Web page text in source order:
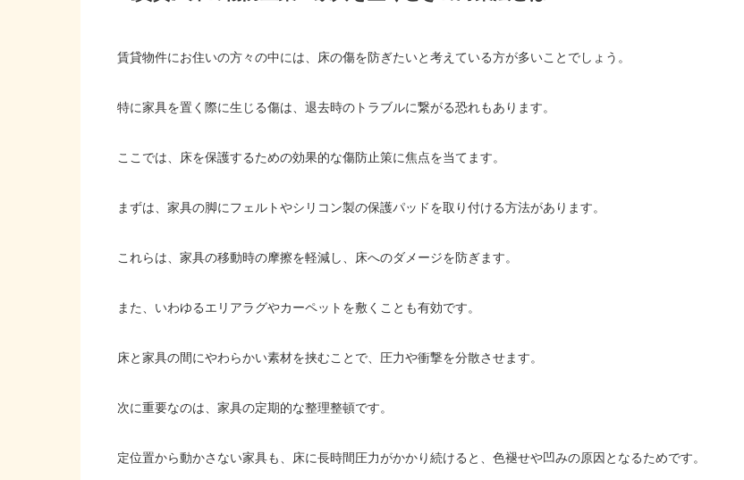
賃貸物件にお住いの方々の中には、床の傷を防ぎたいと考えている方が多いことでしょう。
特に家具を置く際に生じる傷は、退去時のトラブルに繋がる恐れもあります。
ここでは、床を保護するための効果的な傷防止策に焦点を当てます。
まずは、家具の脚にフェルトやシリコン製の保護パッドを取り付ける方法があります。
これらは、家具の移動時の摩擦を軽減し、床へのダメージを防ぎます。
また、いわゆるエリアラグやカーペットを敷くことも有効です。
床と家具の間にやわらかい素材を挟むことで、圧力や衝撃を分散させます。
次に重要なのは、家具の定期的な整理整頓です。
定位置から動かさない家具も、床に長時間圧力がかかり続けると、色褪せや凹みの原因となるためです。